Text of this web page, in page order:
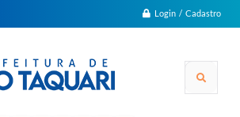
Login / Cadastro